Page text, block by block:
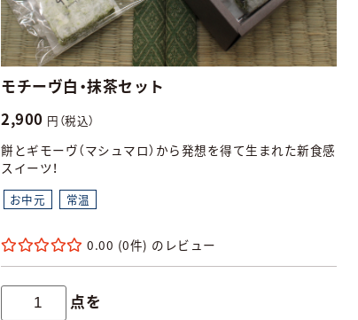
モチーヴ白・抹茶セット
2,900 円（税込）
餅とギモーヴ（マシュマロ）から発想を得て生まれた新食感
スイーツ！
お中元 常温
0.00 (0件)
点を